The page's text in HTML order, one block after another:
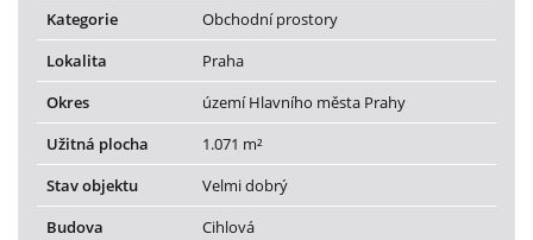
Kategorie
Obchodní prostory
Lokalita
Praha
Okres
území Hlavního města Prahy
Užitná plocha
1.071 m²
Stav objektu
Velmi dobrý
Budova
Cihlová